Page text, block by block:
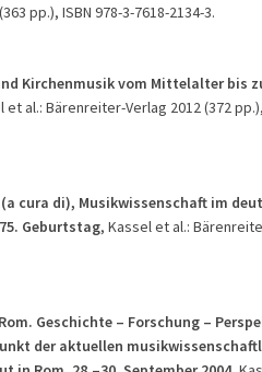
pp.), ISBN 978-3-7618-2134-3.
Kirchenmusik vom Mittelalter bis
et al.: Bärenreiter-Verlag 2012 (372
cura di), Musikwissenschaft im
Geburtstag, Kassel et al.:
Geschichte – Forschung –
der aktuellen